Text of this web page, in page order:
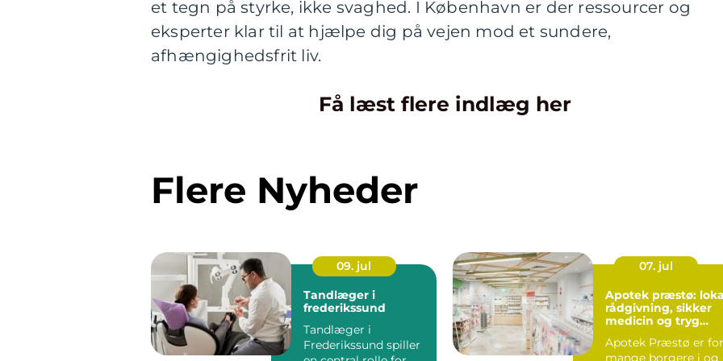
et tegn på styrke, ikke svaghed. I København er der ressourcer og
eksperter klar til at hjælpe dig på vejen mod et sundere,
afhængighedsfrit liv.
Få læst flere indlæg her
Flere Nyheder
09. jul
Tandlæger i
frederikssund
Tandlæger i
Frederikssund spiller
07. jul
Apotek præstø:
rådgivning, sikker
medicin og tryg
Apotek Præstø er for
mange borgere i og